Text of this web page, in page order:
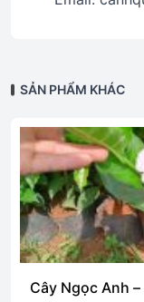
SẢN PHẨM KHÁC
Cây Ngọc Anh